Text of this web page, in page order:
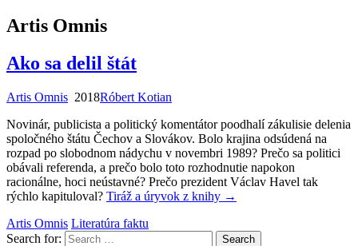
Artis Omnis
Ako sa delil štát
Artis Omnis 2018Róbert Kotian
Novinár, publicista a politický komentátor poodhalí zákulisie delenia
spoločného štátu Čechov a Slovákov. Bolo krajina odsúdená na
rozpad po slobodnom nádychu v novembri 1989? Prečo sa politici
obávali referenda, a prečo bolo toto rozhodnutie napokon
racionálne, hoci neústavné? Prečo prezident Václav Havel tak
rýchlo kapituloval? Tiráž a úryvok z knihy →
Artis Omnis Literatúra faktu
Search for: